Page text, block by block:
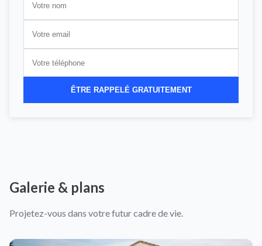
ÊTRE RAPPELÉ GRATUITEMENT
Galerie & plans
Projetez-vous dans votre futur cadre de vie.